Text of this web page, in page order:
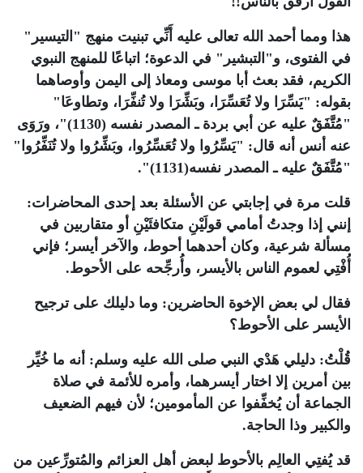
هذا ومما أحمد الله تعالى عليه أَنِّي تبنيت منهج "التيسير"
في الفتوى، و"التبشير" في الدعوة؛ اتباعًا للمنهج النبوي
الكريم، فقد بعث أبا موسى ومعاذ إلى اليمن وأوصاهما
بقوله: "يَسِّرَا ولا تُعَسِّرَا، وبَشِّرَا ولا تُنفِّرَا، وتطاوعَا"
"مُتَّفَقٌ عليه عن أبي بردة ـ المصدر نفسه (1130)"، ورَوَى
عنه أنس أنه قال: "يَسِّرُوا ولا تُعَسِّرُوا، وبَشِّرُوا ولا تُنَفِّرُوا"
"مُتَّفَقٌ عليه ـ المصدر نفسه(1131)".
قلت مرة في إجابتي عن الأسئلة بعد إحدى المحاضرات:
إنني إذا وجدتُ أمامي قولَيْنِ متكافئَيْنِ أو متقاربين في
مسألة شرعية، وكان أحدهما أحوط، والآخر أيسر؛ فإني
أُفْتِي لعموم الناس بالأيسر، وأُرجِّحه على الأحوط.
فقال لي بعض الإخوة الحاضرين: وما دليلك على ترجيح
الأيسر على الأحوط؟
قُلْتُ: دليلي هَدْي النبي صلى الله عليه وسلم: أنه ما خُيِّر
بين أمرين إلا اختار أيسرهما، وأمره للأئمة في صلاة
الجماعة أن يُخفِّفوا عن المأمومين؛ لأن فيهم الضعيف
والكبير وذا الحاجة.
قد يُفتِي العالِم بالأحوط لبعض أهل العزائم والمُتورِّعين من